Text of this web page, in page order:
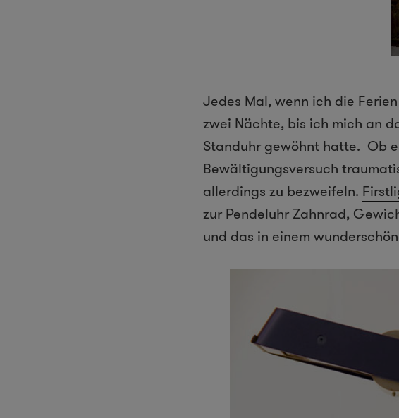
Jedes Mal, wenn ich die
zwei Nächte, bis ich mich an
Standuhr gewöhnt hatte. Ob
Bewältigungsversuch
allerdings zu bezweifeln.
zur Pendeluhr Zahnrad,
und das in einem